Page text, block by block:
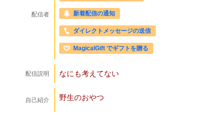
配信者 新着配信の通知
ダイレクトメッセージの送信
MagicalGift でギフトを贈る
配信説明 なにも考えてない
自己紹介 野生のおやつ